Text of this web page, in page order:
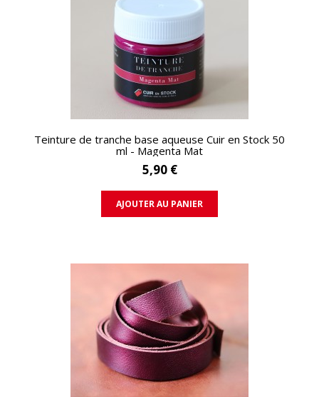
APERÇU RAPIDE
Teinture de tranche base aqueuse Cuir en Stock 50
ml - Magenta Mat
5,90 €
AJOUTER AU PANIER